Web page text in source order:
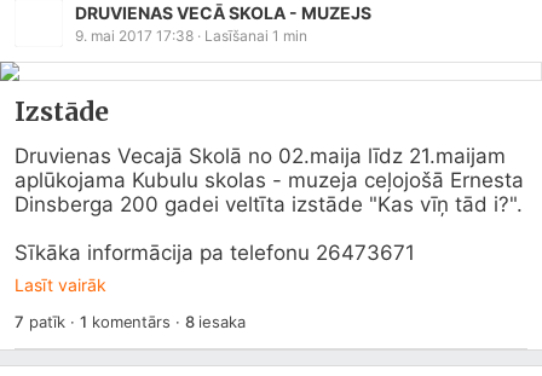
DRUVIENAS VECĀ SKOLA - MUZEJS
9. mai 2017 17:38 · Lasīšanai 1 min
Izstāde
Druvienas Vecajā Skolā no 02.maija līdz 21.maijam
aplūkojama Kubulu skolas - muzeja ceļojošā Ernesta
Dinsberga 200 gadei veltīta izstāde "Kas vīņ tād i?".
Sīkāka informācija pa telefonu 26473671
Lasīt vairāk
7 patīk ·1 komentārs · 8iesaka